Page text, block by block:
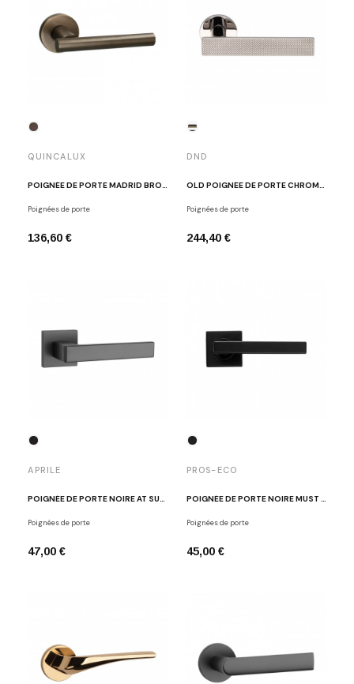
QUINCALUX
POIGNÉE DE PORTE MADRID BRONZE MAT
Poignées de porte
136,60 €
DND
OLD POIGNÉE DE PORTE CHROME POLI ANIK BRILLIANT
Poignées de porte
244,40 €
APRILE
POIGNÉE DE PORTE NOIRE AT SULLA Q 7S BLACK
Poignées de porte
47,00 €
PROS-ECO
POIGNÉE DE PORTE NOIRE MUST EDGE 2 NM
Poignées de porte
45,00 €